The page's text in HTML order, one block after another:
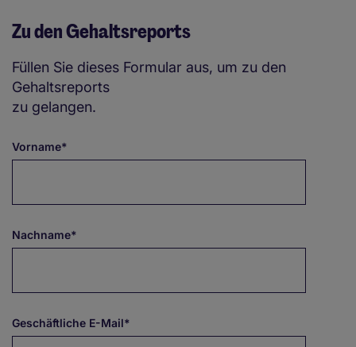
Zu den Gehaltsreports
Füllen Sie dieses Formular aus, um zu den
Gehaltsreports
zu gelangen.
Vorname*
Nachname*
Geschäftliche E-Mail*